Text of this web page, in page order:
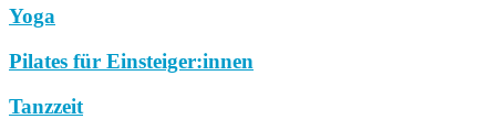
Yoga
Pilates für Einsteiger:innen
Tanzzeit